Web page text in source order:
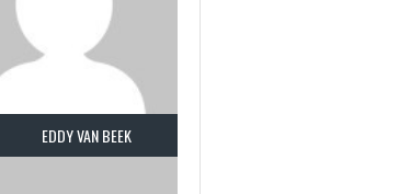
EDDY VAN BEEK